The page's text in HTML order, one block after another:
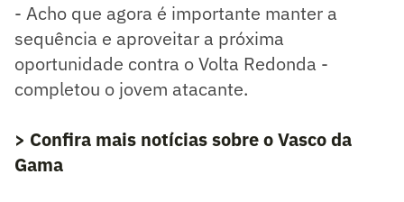
- Acho que agora é importante manter a
sequência e aproveitar a próxima
oportunidade contra o Volta Redonda -
completou o jovem atacante.
> Confira mais notícias sobre o Vasco da
Gama